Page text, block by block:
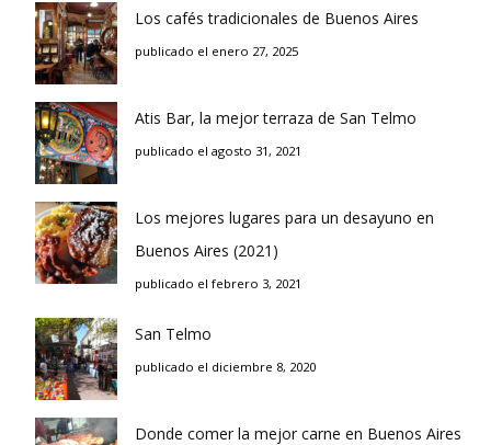
Los cafés tradicionales de Buenos Aires
publicado el enero 27, 2025
Atis Bar, la mejor terraza de San Telmo
publicado el agosto 31, 2021
Los mejores lugares para un desayuno en
Buenos Aires (2021)
publicado el febrero 3, 2021
San Telmo
publicado el diciembre 8, 2020
Donde comer la mejor carne en Buenos Aires